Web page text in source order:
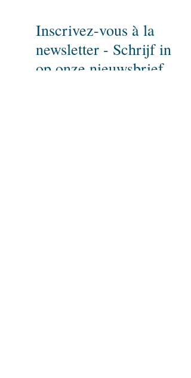
Inscrivez-vous à la
newsletter - Schrijf in
op onze nieuwsbrief